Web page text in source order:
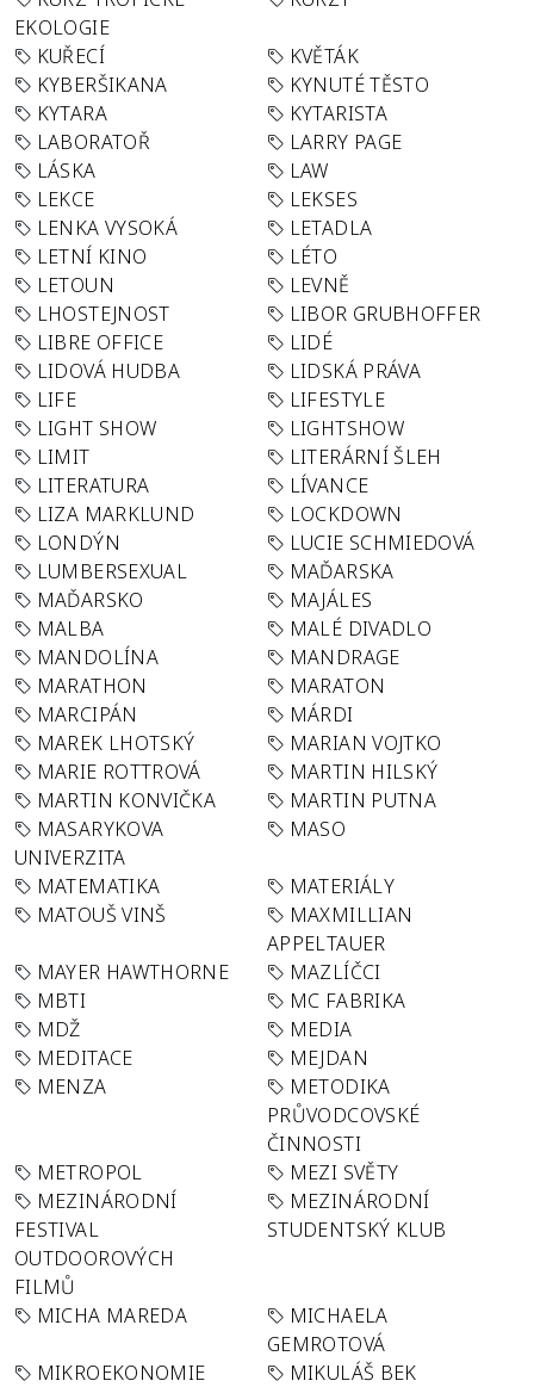
EKOLOGIE
KUŘECÍ
KVĚTÁK
KYBERŠIKANA
KYNUTÉ TĚSTO
KYTARA
KYTARISTA
LABORATOŘ
LARRY PAGE
LÁSKA
LAW
LEKCE
LEKSES
LENKA VYSOKÁ
LETADLA
LETNÍ KINO
LÉTO
LETOUN
LEVNĚ
LHOSTEJNOST
LIBOR GRUBHOFFER
LIBRE OFFICE
LIDÉ
LIDOVÁ HUDBA
LIDSKÁ PRÁVA
LIFE
LIFESTYLE
LIGHT SHOW
LIGHTSHOW
LIMIT
LITERÁRNÍ ŠLEH
LITERATURA
LÍVANCE
LIZA MARKLUND
LOCKDOWN
LONDÝN
LUCIE SCHMIEDOVÁ
LUMBERSEXUAL
MAĎARSKA
MAĎARSKO
MAJÁLES
MALBA
MALÉ DIVADLO
MANDOLÍNA
MANDRAGE
MARATHON
MARATON
MARCIPÁN
MÁRDI
MAREK LHOTSKÝ
MARIAN VOJTKO
MARIE ROTTROVÁ
MARTIN HILSKÝ
MARTIN KONVIČKA
MARTIN PUTNA
MASARYKOVA
UNIVERZITA
MASO
MATEMATIKA
MATERIÁLY
MATOUŠ VINŠ
MAXMILLIAN
APPELTAUER
MAYER HAWTHORNE
MAZLÍČCI
MBTI
MC FABRIKA
MDŽ
MEDIA
MEDITACE
MEJDAN
MENZA
METODIKA
PRŮVODCOVSKÉ
ČINNOSTI
METROPOL
MEZI SVĚTY
MEZINÁRODNÍ
FESTIVAL
OUTDOOROVÝCH
FILMŮ
MEZINÁRODNÍ
STUDENTSKÝ KLUB
MICHA MAREDA
MICHAELA
GEMROTOVÁ
MIKROEKONOMIE
MIKULÁŠ BEK